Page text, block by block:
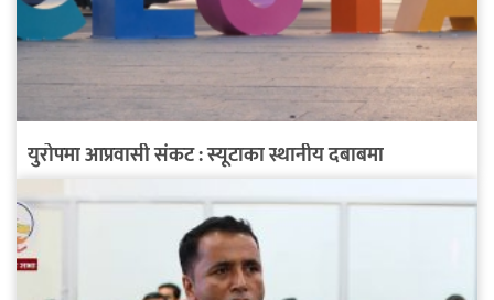
युरोपमा आप्रवासी संकट : स्यूटाका स्थानीय दबाबमा